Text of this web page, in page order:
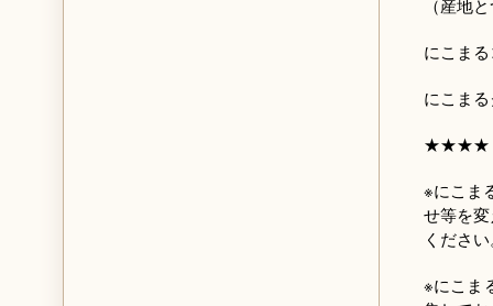
（産地
にこま
にこま
★★★★
※にこま
せ等を
くださ
※にこま